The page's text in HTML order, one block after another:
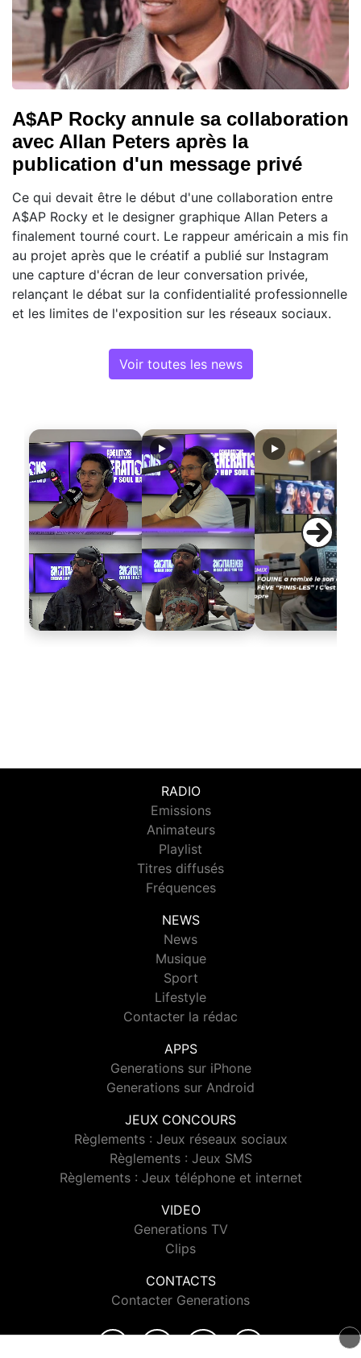
A$AP Rocky annule sa collaboration
avec Allan Peters après la
publication d'un message privé
Ce qui devait être le début d'une collaboration entre
A$AP Rocky et le designer graphique Allan Peters a
finalement tourné court. Le rappeur américain a mis fin
au projet après que le créatif a publié sur Instagram
une capture d'écran de leur conversation privée,
relançant le débat sur la confidentialité professionnelle
et les limites de l'exposition sur les réseaux sociaux.
Voir toutes les news
RADIO
Emissions
Animateurs
Playlist
Titres diffusés
Fréquences
NEWS
News
Musique
Sport
Lifestyle
Contacter la rédac
APPS
Generations sur iPhone
Generations sur Android
JEUX CONCOURS
Règlements : Jeux réseaux sociaux
Règlements : Jeux SMS
Règlements : Jeux téléphone et internet
VIDEO
Generations TV
Clips
CONTACTS
Contacter Generations